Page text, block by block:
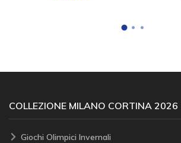
COLLEZIONE MILANO CORTINA 2026
Giochi Olimpici Invernali